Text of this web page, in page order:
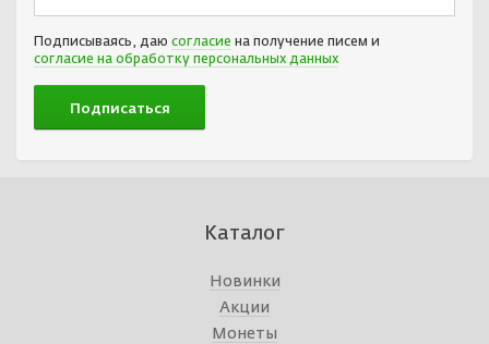
Подписываясь, даю согласие на получение писем и
согласие на обработку персональных данных
Каталог
Новинки
Акции
Монеты